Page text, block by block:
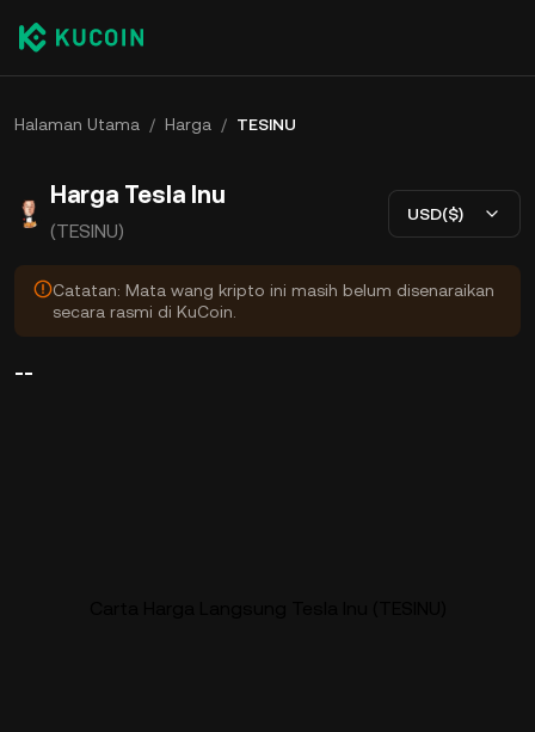
Halaman Utama / Harga / TESINU
Harga Tesla Inu
(TESINU)
USD($)
Catatan: Mata wang kripto ini masih belum disenaraikan
secara rasmi di KuCoin.
--